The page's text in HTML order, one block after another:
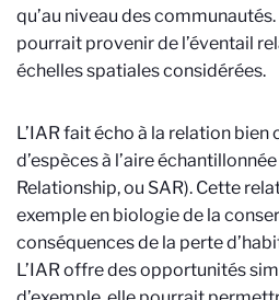
qu’au niveau des
pourrait provenir de l’éventail
échelles spatiales considérées.
L’IAR fait écho à la relation
d’espèces à l’aire
Relationship, ou SAR). Cette
exemple en biologie de la
conséquences de la perte
L’IAR offre des opportunités